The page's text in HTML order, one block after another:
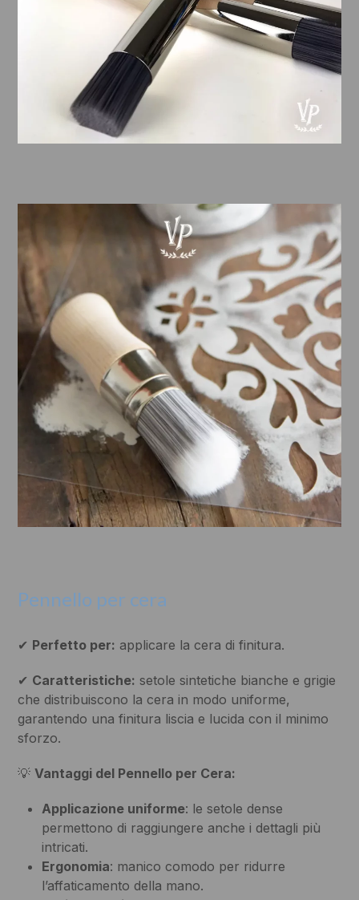
Pennello per cera
✔ Perfetto per: applicare la cera di finitura.
✔ Caratteristiche: setole sintetiche bianche e grigie
che distribuiscono la cera in modo uniforme,
garantendo una finitura liscia e lucida con il minimo
sforzo.
💡Vantaggi del Pennello per Cera:
Applicazione uniforme: le setole dense
permettono di raggiungere anche i dettagli più
intricati.
Ergonomia: manico comodo per ridurre
l’affaticamento della mano.